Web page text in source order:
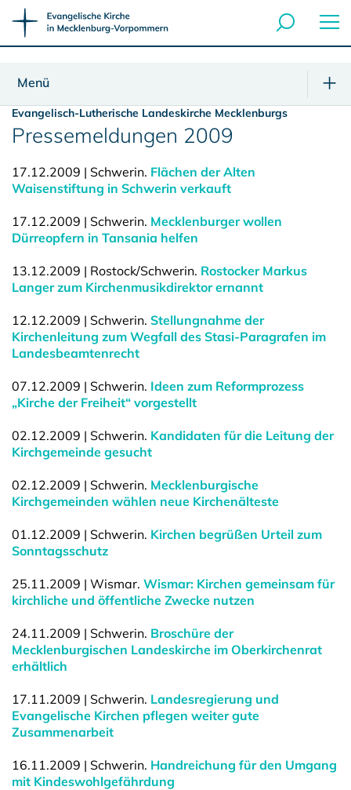
Menü
Evangelisch-Lutherische Landeskirche Mecklenburgs
Pressemeldungen 2009
17.12.2009 | Schwerin. Flächen der Alten
Waisenstiftung in Schwerin verkauft
17.12.2009 | Schwerin. Mecklenburger wollen
Dürreopfern in Tansania helfen
13.12.2009 | Rostock/Schwerin. Rostocker Markus
Langer zum Kirchenmusikdirektor ernannt
12.12.2009 | Schwerin. Stellungnahme der
Kirchenleitung zum Wegfall des Stasi-Paragrafen im
Landesbeamtenrecht
07.12.2009 | Schwerin. Ideen zum Reformprozess
„Kirche der Freiheit“ vorgestellt
02.12.2009 | Schwerin. Kandidaten für die Leitung der
Kirchgemeinde gesucht
02.12.2009 | Schwerin. Mecklenburgische
Kirchgemeinden wählen neue Kirchenälteste
01.12.2009 | Schwerin. Kirchen begrüßen Urteil zum
Sonntagsschutz
25.11.2009 | Wismar. Wismar: Kirchen gemeinsam für
kirchliche und öffentliche Zwecke nutzen
24.11.2009 | Schwerin. Broschüre der
Mecklenburgischen Landeskirche im Oberkirchenrat
erhältlich
17.11.2009 | Schwerin. Landesregierung und
Evangelische Kirchen pflegen weiter gute
Zusammenarbeit
16.11.2009 | Schwerin. Handreichung für den Umgang
mit Kindeswohlgefährdung